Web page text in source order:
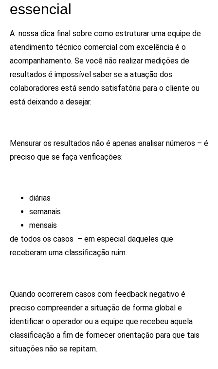
essencial
A nossa dica final sobre como estruturar uma equipe de
atendimento técnico comercial com excelência é o
acompanhamento. Se você não realizar medições de
resultados é impossível saber se a atuação dos
colaboradores está sendo satisfatória para o cliente ou
está deixando a desejar.
Mensurar os resultados não é apenas analisar números – é
preciso que se faça verificações:
diárias
semanais
mensais
de todos os casos – em especial daqueles que
receberam uma classificação ruim.
Quando ocorrerem casos com feedback negativo é
preciso compreender a situação de forma global e
identificar o operador ou a equipe que recebeu aquela
classificação a fim de fornecer orientação para que tais
situações não se repitam.